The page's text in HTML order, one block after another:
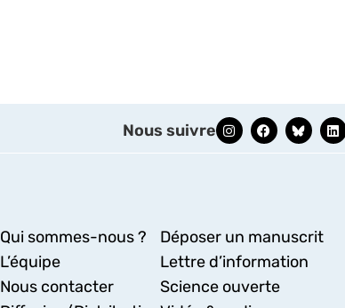
Nous suivre
Qui sommes-nous ?
L’équipe
Nous contacter
Déposer un manuscrit
Lettre d’information
Science ouverte